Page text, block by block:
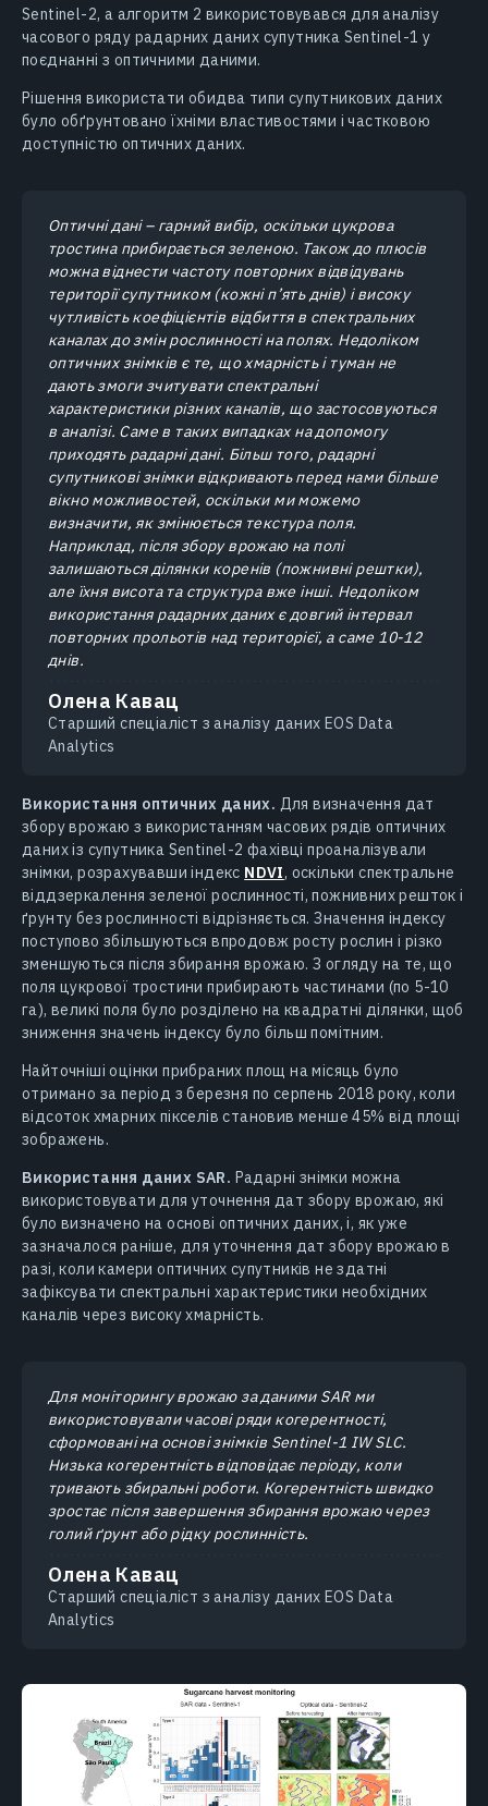
Sentinel-2, а алгоритм 2 використовувався для аналізу
часового ряду радарних даних супутника Sentinel-1 у
поєднанні з оптичними даними.
Рішення використати обидва типи супутникових даних
було обґрунтовано їхніми властивостями і частковою
доступністю оптичних даних.
Оптичні дані – гарний вибір, оскільки цукрова
тростина прибирається зеленою. Також до плюсів
можна віднести частоту повторних відвідувань
території супутником (кожні п’ять днів) і високу
чутливість коефіцієнтів відбиття в спектральних
каналах до змін рослинності на полях. Недоліком
оптичних знімків є те, що хмарність і туман не
дають змоги зчитувати спектральні
характеристики різних каналів, що застосовуються
в аналізі. Саме в таких випадках на допомогу
приходять радарні дані. Більш того, радарні
супутникові знімки відкривають перед нами більше
вікно можливостей, оскільки ми можемо
визначити, як змінюється текстура поля.
Наприклад, після збору врожаю на полі
залишаються ділянки коренів (пожнивні рештки),
але їхня висота та структура вже інші. Недоліком
використання радарних даних є довгий інтервал
повторних прольотів над територієї, а саме 10-12
днів.
Олена Кавац
Старший спеціаліст з аналізу даних EOS Data
Analytics
Використання оптичних даних. Для визначення дат
збору врожаю з використанням часових рядів оптичних
даних із супутника Sentinel-2 фахівці проаналізували
знімки, розрахувавши індекс NDVI, оскільки спектральне
віддзеркалення зеленої рослинності, пожнивних решток і
ґрунту без рослинності відрізняється. Значення індексу
поступово збільшуються впродовж росту рослин і різко
зменшуються після збирання врожаю. З огляду на те, що
поля цукрової тростини прибирають частинами (по 5-10
га), великі поля було розділено на квадратні ділянки, щоб
зниження значень індексу було більш помітним.
Найточніші оцінки прибраних площ на місяць було
отримано за період з березня по серпень 2018 року, коли
відсоток хмарних пікселів становив менше 45% від площі
зображень.
Використання даних SAR. Радарні знімки можна
використовувати для уточнення дат збору врожаю, які
було визначено на основі оптичних даних, і, як уже
зазначалося раніше, для уточнення дат збору врожаю в
разі, коли камери оптичних супутників не здатні
зафіксувати спектральні характеристики необхідних
каналів через високу хмарність.
Для моніторингу врожаю за даними SAR ми
використовували часові ряди когерентності,
сформовані на основі знімків Sentinel-1 IW SLC.
Низька когерентність відповідає періоду, коли
тривають збиральні роботи. Когерентність швидко
зростає після завершення збирання врожаю через
голий ґрунт або рідку рослинність.
Олена Кавац
Cтарший спеціаліст з аналізу даних EOS Data
Analytics